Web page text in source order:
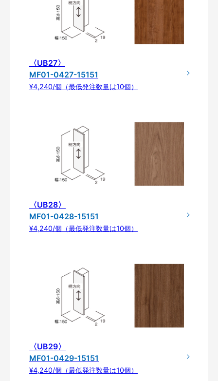
〈UB27〉
MF01-0427-15151
¥4,240/個（最低発注数量は10個）
〈UB28〉
MF01-0428-15151
¥4,240/個（最低発注数量は10個）
〈UB29〉
MF01-0429-15151
¥4,240/個（最低発注数量は10個）